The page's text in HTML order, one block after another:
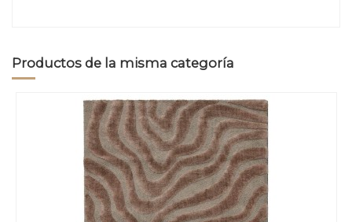
Productos de la misma categoría